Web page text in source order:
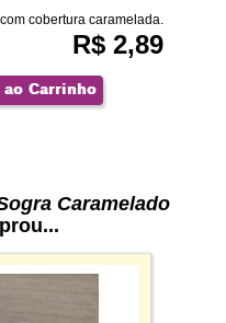
cobertura caramelada.
R$ 2,89
Carrinho
Caramelado